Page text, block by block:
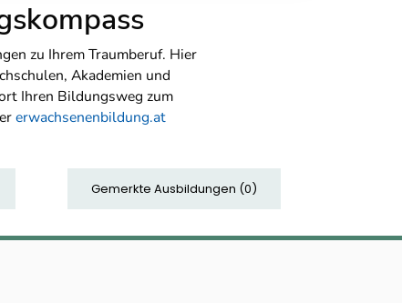
zu Ihrem Traumberuf. Hier
Akademien und
Ihren Bildungsweg zum
erwachsenenbildung.at
Gemerkte Ausbildungen (0)